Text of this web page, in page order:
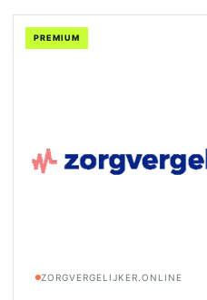
PREMIUM
ZORGVERGELIJKER.ONLINE